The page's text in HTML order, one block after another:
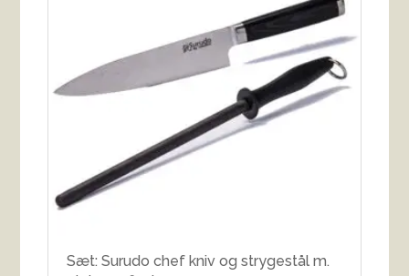
Sæt: Surudo chef kniv og strygestål m.